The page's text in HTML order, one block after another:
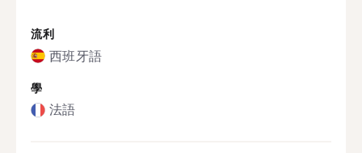
流利
西班牙語
學
法語